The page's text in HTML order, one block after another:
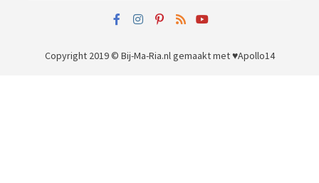
Copyright 2019 © Bij-Ma-Ria.nlgemaakt met ♥Apollo14